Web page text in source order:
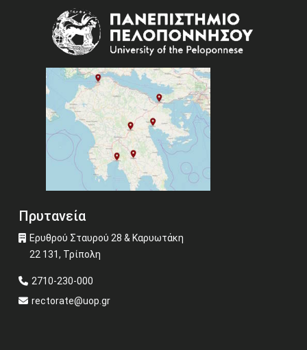
Πρυτανεία
Ερυθρού Σταυρού 28 & Καρυωτάκη
22 131, Τρίπολη
2710-230-000
rectorate@uop.gr